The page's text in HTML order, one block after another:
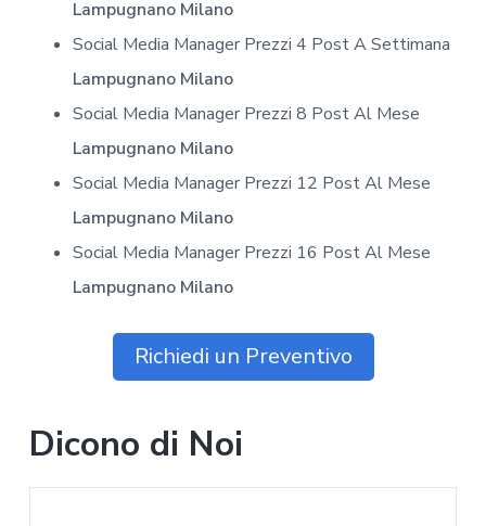
Lampugnano Milano
Social Media Manager Prezzi 4 Post A Settimana
Lampugnano Milano
Social Media Manager Prezzi 8 Post Al Mese
Lampugnano Milano
Social Media Manager Prezzi 12 Post Al Mese
Lampugnano Milano
Social Media Manager Prezzi 16 Post Al Mese
Lampugnano Milano
Richiedi un Preventivo
Dicono di Noi